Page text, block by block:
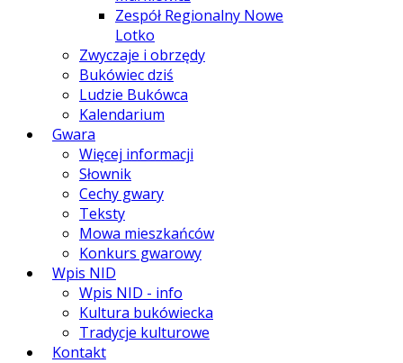
Zespół Regionalny Nowe
Lotko
Zwyczaje i obrzędy
Bukówiec dziś
Ludzie Bukówca
Kalendarium
Gwara
Więcej informacji
Słownik
Cechy gwary
Teksty
Mowa mieszkańców
Konkurs gwarowy
Wpis NID
Wpis NID - info
Kultura bukówiecka
Tradycje kulturowe
Kontakt